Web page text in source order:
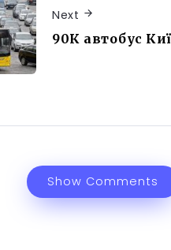
Next
90К автобус
Show Comments